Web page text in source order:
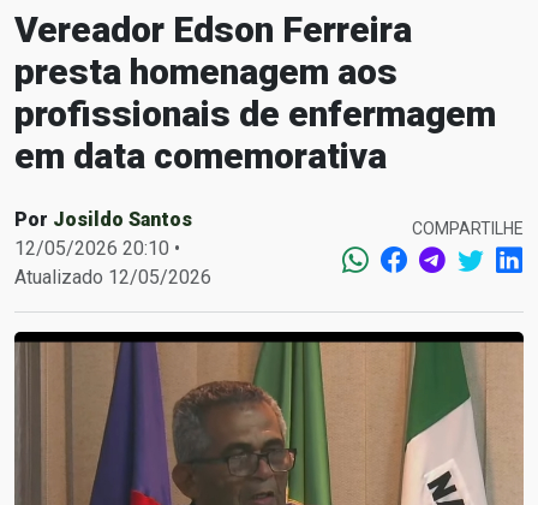
Vereador Edson Ferreira
presta homenagem aos
profissionais de enfermagem
em data comemorativa
Por Josildo Santos
12/05/2026 20:10 •
Atualizado 12/05/2026
COMPARTILHE